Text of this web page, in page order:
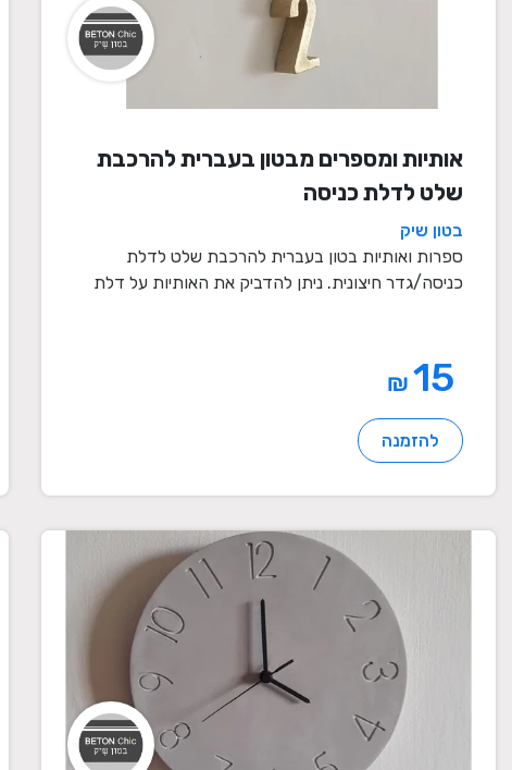
אותיות ומספרים מבטון בעברית להרכבת
שלט לדלת כניסה
בטון שיק
ספרות ואותיות בטון בעברית להרכבת שלט לדלת
כניסה/גדר חיצונית. ניתן להדביק את האותיות על דלת
₪
להזמנה